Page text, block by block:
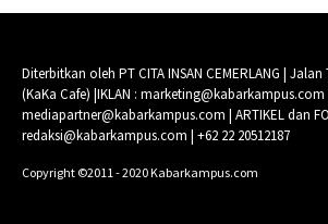
Diterbitkan oleh PT CITA INSAN CEMERLANG |
(KaKa Cafe) |IKLAN : marketing@kabarkampus.com
mediapartner@kabarkampus.com | ARTIKEL dan
redaksi@kabarkampus.com | +62 22 20512187
Copyright ©2011 - 2020 Kabarkampus.com